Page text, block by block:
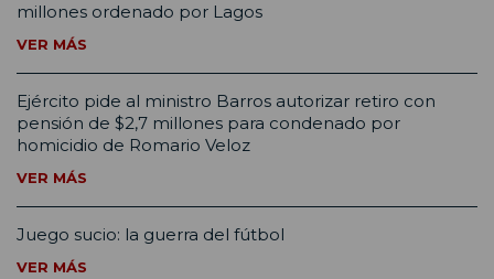
millones ordenado por Lagos
VER MÁS
Ejército pide al ministro Barros autorizar retiro con
pensión de $2,7 millones para condenado por
homicidio de Romario Veloz
VER MÁS
Juego sucio: la guerra del fútbol
VER MÁS